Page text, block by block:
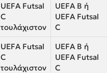
UEFA Futsal
C
τουλάχιστον
UEFA B ή
UEFA Futsal
C
UEFA Futsal
C
τουλάχιστον
UEFA B ή
UEFA Futsal
C